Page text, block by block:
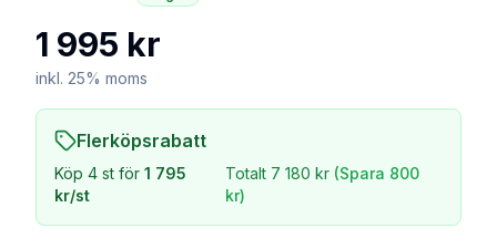
1 995 kr
inkl. 25% moms
Flerköpsrabatt
Köp 4 st för 1 795
kr/st
Totalt 7 180 kr (Spara 800
kr)